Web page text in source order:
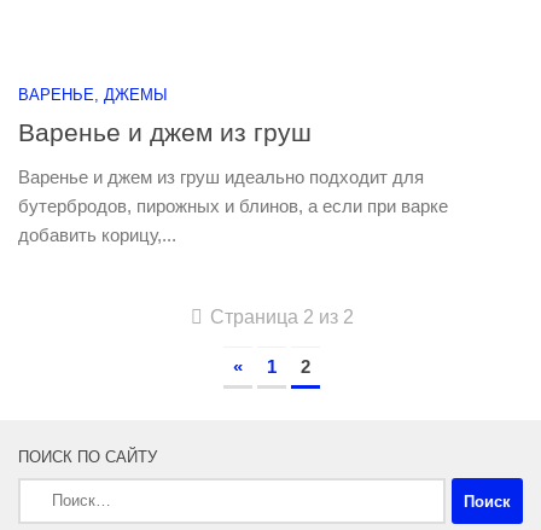
ВАРЕНЬЕ, ДЖЕМЫ
Варенье и джем из груш
Варенье и джем из груш идеально подходит для
бутербродов, пирожных и блинов, а если при варке
добавить корицу,...
Страница 2 из 2
« 1 2
ПОИСК ПО САЙТУ
Найти: